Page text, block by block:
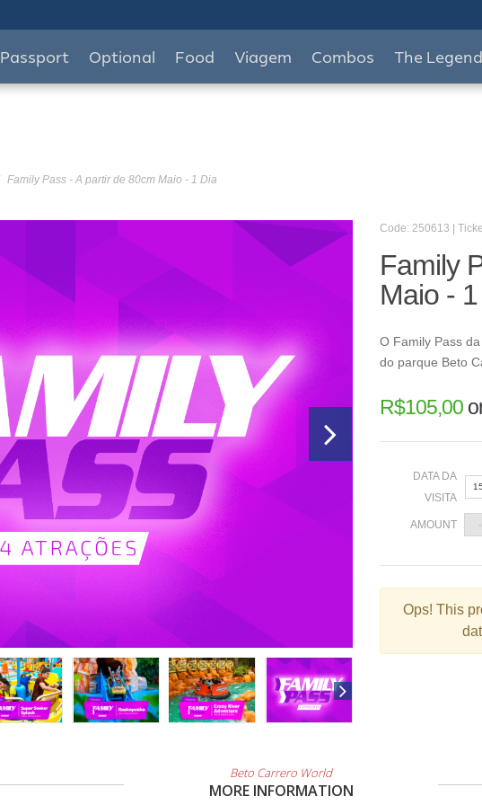
Passport Optional Food Viagem Combos The Legend
Family Pass - A partir de 80cm Maio - 1 Dia
Code: 250613 |
Family
Maio -
O Family Pass
do parque Beto
R$105,00
DATA DA
VISITA
2
9
AMOUNT
Ops! This
Beto Carrero World
MORE INFORMATION